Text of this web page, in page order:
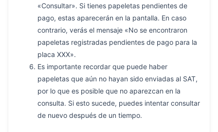
«Consultar». Si tienes papeletas pendientes de
pago, estas aparecerán en la pantalla. En caso
contrario, verás el mensaje «No se encontraron
papeletas registradas pendientes de pago para la
placa XXX».
Es importante recordar que puede haber
papeletas que aún no hayan sido enviadas al SAT,
por lo que es posible que no aparezcan en la
consulta. Si esto sucede, puedes intentar consultar
de nuevo después de un tiempo.